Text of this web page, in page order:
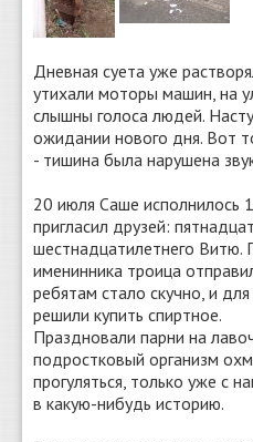
Дневная суета уже
утихали моторы машин, на
слышны голоса людей.
ожидании нового дня. Вот
- тишина была нарушена
20 июля Саше исполнилось
пригласил друзей:
шестнадцатилетнего Витю.
именинника троица
ребятам стало скучно, и
решили купить спиртное.
Праздновали парни на
подростковый организм
прогуляться, только уже с
в какую-нибудь историю.